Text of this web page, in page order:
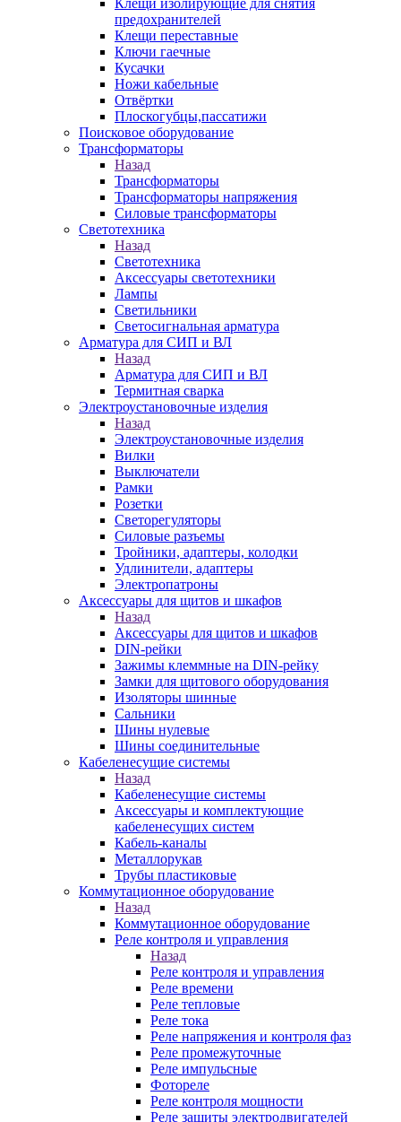
Клещи изолирующие для снятия
предохранителей
Клещи переставные
Ключи гаечные
Кусачки
Ножи кабельные
Отвёртки
Плоскогубцы,пассатижи
Поисковое оборудование
Трансформаторы
Назад
Трансформаторы
Трансформаторы напряжения
Силовые трансформаторы
Светотехника
Назад
Светотехника
Аксессуары светотехники
Лампы
Светильники
Светосигнальная арматура
Арматура для СИП и ВЛ
Назад
Арматура для СИП и ВЛ
Термитная сварка
Электроустановочные изделия
Назад
Электроустановочные изделия
Вилки
Выключатели
Рамки
Розетки
Светорегуляторы
Силовые разъемы
Тройники, адаптеры, колодки
Удлинители, адаптеры
Электропатроны
Аксессуары для щитов и шкафов
Назад
Аксессуары для щитов и шкафов
DIN-рейки
Зажимы клеммные на DIN-рейку
Замки для щитового оборудования
Изоляторы шинные
Сальники
Шины нулевые
Шины соединительные
Кабеленесущие системы
Назад
Кабеленесущие системы
Аксессуары и комплектующие
кабеленесущих систем
Кабель-каналы
Металлорукав
Трубы пластиковые
Коммутационное оборудование
Назад
Коммутационное оборудование
Реле контроля и управления
Назад
Реле контроля и управления
Реле времени
Реле тепловые
Реле тока
Реле напряжения и контроля фаз
Реле промежуточные
Реле импульсные
Фотореле
Реле контроля мощности
Реле защиты электродвигателей